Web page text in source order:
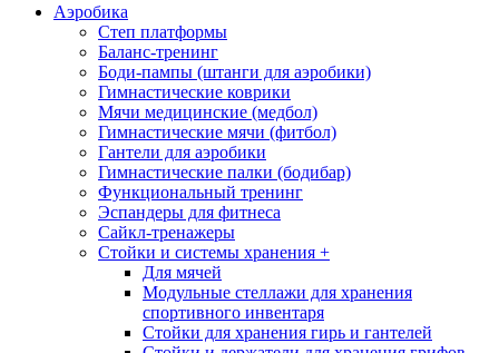
Аэробика
Степ платформы
Баланс-тренинг
Боди-пампы (штанги для аэробики)
Гимнастические коврики
Мячи медицинские (медбол)
Гимнастические мячи (фитбол)
Гантели для аэробики
Гимнастические палки (бодибар)
Функциональный тренинг
Эспандеры для фитнеса
Сайкл-тренажеры
Стойки и системы хранения +
Для мячей
Модульные стеллажи для хранения
спортивного инвентаря
Стойки для хранения гирь и гантелей